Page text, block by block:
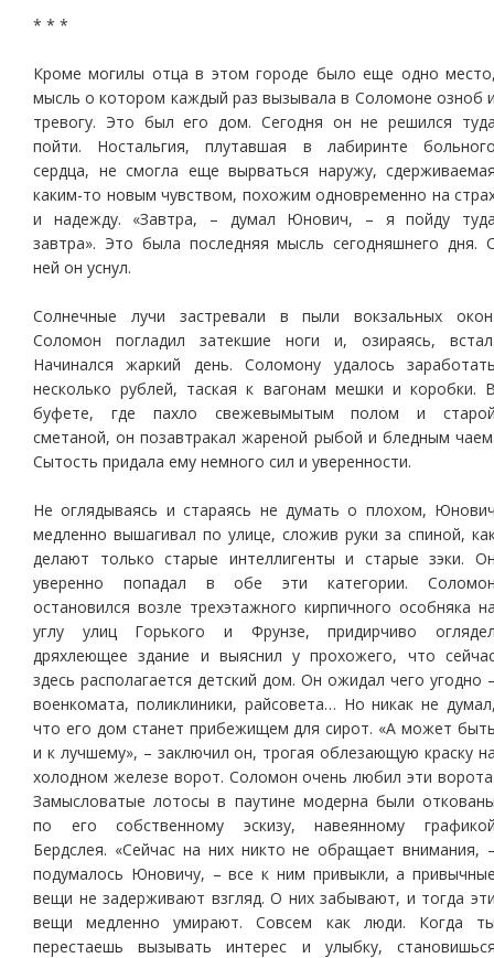
* * *
Кроме могилы отца в этом городе было еще одно
мысль о котором каждый раз вызывала в Соломоне озноб
тревогу. Это был его дом. Сегодня он не решился
пойти. Ностальгия, плутавшая в лабиринте
сердца, не смогла еще вырваться наружу,
каким-то новым чувством, похожим одновременно на
и надежду. «Завтра, – думал Юнович, – я пойду
завтра». Это была последняя мысль сегодняшнего дня.
ней он уснул.
Солнечные лучи застревали в пыли вокзальных
Соломон погладил затекшие ноги и, озираясь,
Начинался жаркий день. Соломону удалось
несколько рублей, таская к вагонам мешки и коробки.
буфете, где пахло свежевымытым полом и
сметаной, он позавтракал жареной рыбой и бледным
Сытость придала ему немного сил и уверенности.
Не оглядываясь и стараясь не думать о плохом,
медленно вышагивал по улице, сложив руки за спиной,
делают только старые интеллигенты и старые зэки.
уверенно попадал в обе эти категории.
остановился возле трехэтажного кирпичного особняка
углу улиц Горького и Фрунзе, придирчиво
дряхлеющее здание и выяснил у прохожего, что
здесь располагается детский дом. Он ожидал чего угодно
военкомата, поликлиники, райсовета… Но никак не
что его дом станет прибежищем для сирот. «А может
и к лучшему», – заключил он, трогая облезающую краску
холодном железе ворот. Соломон очень любил эти
Замысловатые лотосы в паутине модерна были
по его собственному эскизу, навеянному
Бердслея. «Сейчас на них никто не обращает внимания,
подумалось Юновичу, – все к ним привыкли, а
вещи не задерживают взгляд. О них забывают, и тогда
вещи медленно умирают. Совсем как люди. Когда
перестаешь вызывать интерес и улыбку,